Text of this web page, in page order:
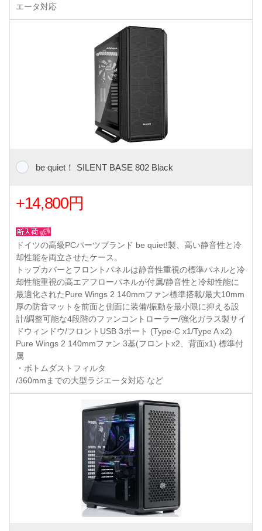
エータ対応
be quiet！ SILENT BASE 802 Black
+14,800円
ドイツの高級PCパーツブランド be quiet!製、高い静音性と冷
却性能を両立させたケース。
トップカバーとフロントパネルは静音性重視の標準パネルと冷
却性能重視の高エアフローパネルが付属/静音性と冷却性能に
最適化されたPure Wings 2 140mmファン標準搭載/最大10mm
厚の防音マットを前面と側面に装備/振動を最小限に抑える設
計/調整可能な4段階のファンコントローラー/強化ガラス製サイ
ドウィンドウ/フロントUSB 3ポート (Type-C x1/Type A x2)
Pure Wings 2 140mmファン 3基(フロントx2、背面x1) 標準付
属
・ボトムダストフィルタ
/360mmまでの大型ラジエータ対応 など